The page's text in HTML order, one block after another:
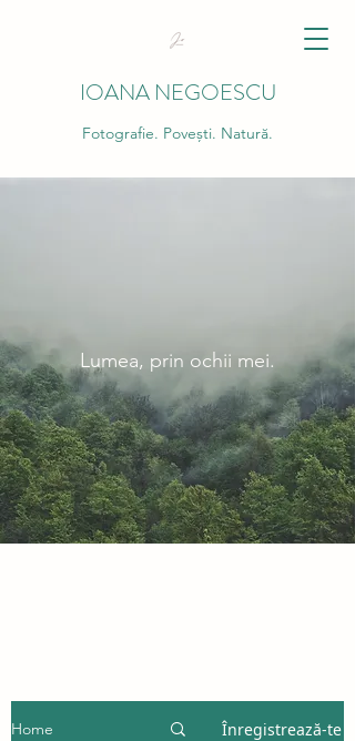
IOANA NEGOESCU
Fotografie. Povești. Natură.
Lumea, prin ochii mei.
Home Înregistrează-te